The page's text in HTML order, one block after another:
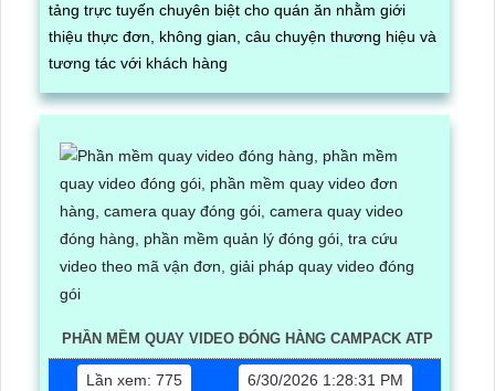
tảng trực tuyến chuyên biệt cho quán ăn nhằm giới
thiệu thực đơn, không gian, câu chuyện thương hiệu và
tương tác với khách hàng
PHẦN MỀM QUAY VIDEO ĐÓNG HÀNG CAMPACK ATP
Lần xem: 775
6/30/2026 1:28:31 PM